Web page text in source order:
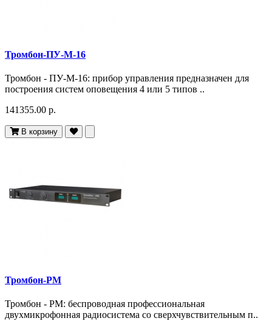
Тромбон-ПУ-М-16
Тромбон - ПУ-М-16: прибор управления предназначен для
построения систем оповещения 4 или 5 типов ..
141355.00 р.
В корзину
Тромбон-РМ
Тромбон - РМ: беспроводная профессиональная
двухмикрофонная радиосистема со сверхчувствительным п..